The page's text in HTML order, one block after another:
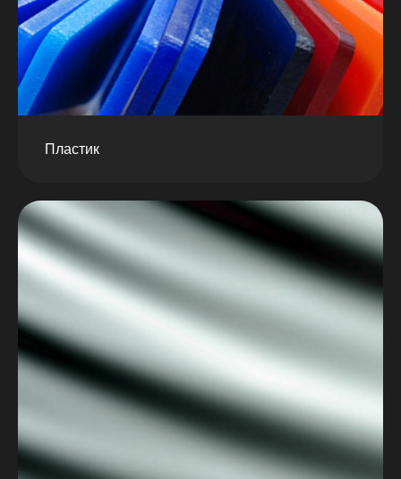
Пластик